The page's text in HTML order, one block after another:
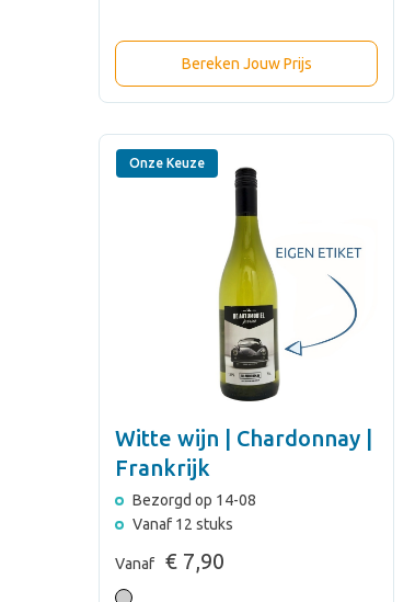
Bereken Jouw Prijs
Onze Keuze
Witte wijn | Chardonnay |
Frankrijk
Bezorgd op 14-08
Vanaf 12 stuks
Vanaf € 7,90